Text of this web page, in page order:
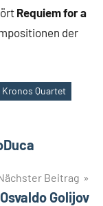
Requiem for a
der
Kronos Quartet
Beitrag
Golijov